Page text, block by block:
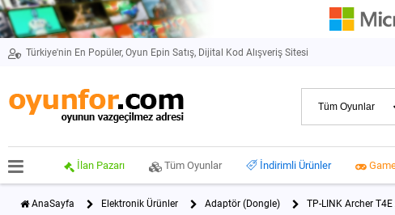
Türkiye'nin En Popüler, Oyun Epin Satış, Dijital Kod Alışveriş Sitesi
İlan Pazarı Tüm Oyunlar İndirimli Ürünler
AnaSayfa Elektronik Ürünler Adaptör (Dongle) TP-LINK Archer